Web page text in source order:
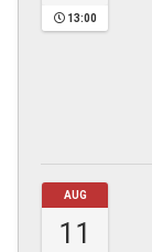
13:00
AUG
11